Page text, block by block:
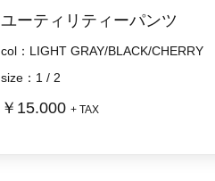
ユーティリティーパンツ
col：LIGHT GRAY/BLACK/CHERRY
size：1 / 2
￥15.000+ TAX